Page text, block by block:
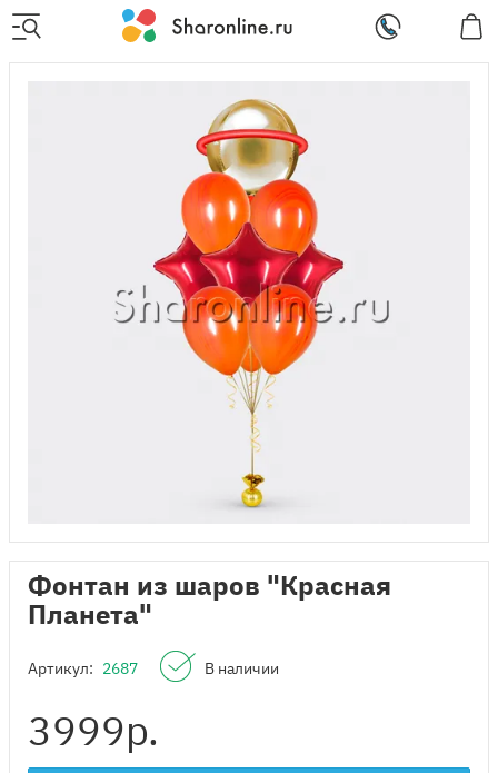
Фонтан из шаров "Красная
Планета"
Артикул: 2687 В наличии
3999р.